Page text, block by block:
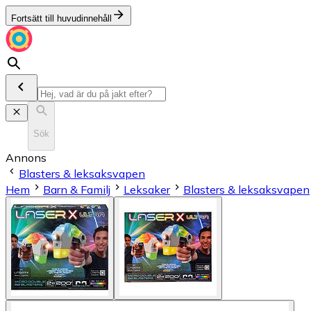
Fortsätt till huvudinnehåll
Sök
Annons
Blasters & leksaksvapen
Hem
Barn & Familj Leksaker Blasters & leksaksvapen